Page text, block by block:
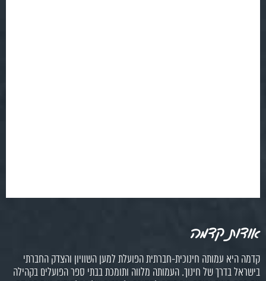
אודות קדמה
קדמה היא עמותה חינוכית-חברתית הפועלת למען השוויון והצדק החברתי
בישראל בדרך של חינוך. העמותה מלווה ותומכת בבתי ספר הפועלים בקהילה